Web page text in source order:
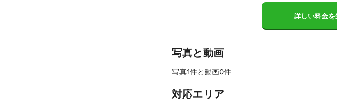
詳しい料金を
写真と動画
写真1件と動画0件
対応エリア